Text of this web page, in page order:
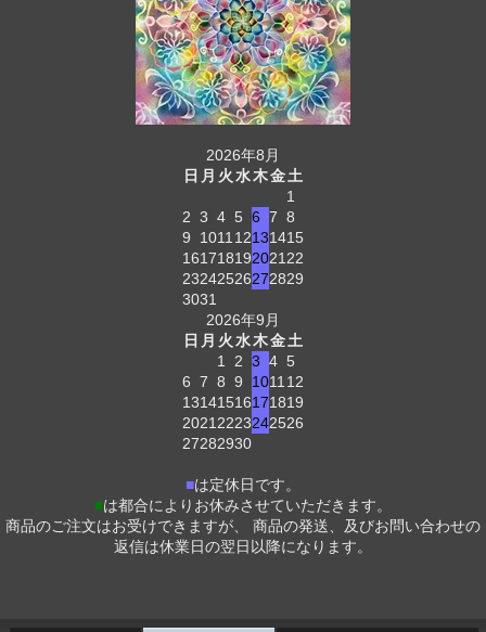
2026年8月
日 月 火水木金土
1
2 3 4 5 6 7 8
9
1011 12131415
161718192021 22
23242526272829
3031
2026年9月
日 月 火水木金土
1
2 3 4 5
6 7 8 9 1011 12
13141516171819
2021 2223242526
27282930
■は定休日です。
■は都合によりお休みさせていただきます。
商品のご注文はお受けできますが、 商品の発送、及びお問い合わせの
返信は休業日の翌日以降になります。